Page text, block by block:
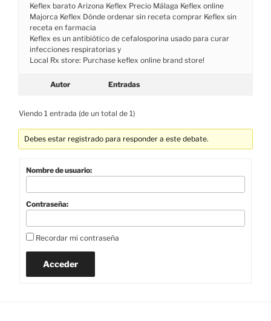
Keflex barato Arizona Keflex Precio Málaga Keflex online
Majorca Keflex Dónde ordenar sin receta comprar Keflex sin
receta en farmacia
Keflex es un antibiótico de cefalosporina usado para curar
infecciones respiratorias y
Local Rx store: Purchase keflex online brand store!
Autor Entradas
Viendo 1 entrada (de un total de 1)
Debes estar registrado para responder a este debate.
Nombre de usuario:
Contraseña:
Recordar mi contraseña
Acceder